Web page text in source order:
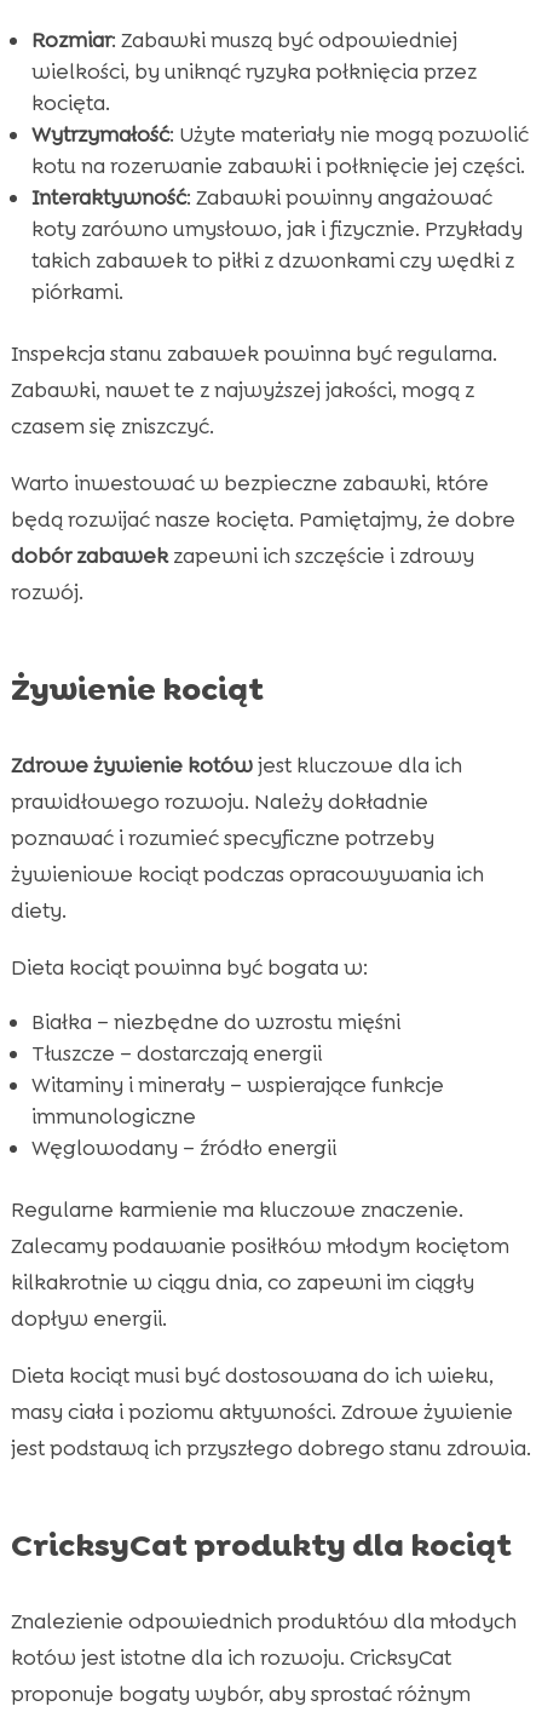
Rozmiar: Zabawki muszą być odpowiedniej
wielkości, by uniknąć ryzyka połknięcia przez
kocięta.
Wytrzymałość: Użyte materiały nie mogą pozwolić
kotu na rozerwanie zabawki i połknięcie jej części.
Interaktywność: Zabawki powinny angażować
koty zarówno umysłowo, jak i fizycznie. Przykłady
takich zabawek to piłki z dzwonkami czy wędki z
piórkami.
Inspekcja stanu zabawek powinna być regularna.
Zabawki, nawet te z najwyższej jakości, mogą z
czasem się zniszczyć.
Warto inwestować w bezpieczne zabawki, które
będą rozwijać nasze kocięta. Pamiętajmy, że dobre
dobór zabawekzapewni ich szczęście i zdrowy
rozwój.
Żywienie kociąt
Zdrowe żywienie kotówjest kluczowe dla ich
prawidłowego rozwoju. Należy dokładnie
poznawać i rozumieć specyficzne potrzeby
żywieniowe kociąt podczas opracowywania ich
diety.
Dieta kociąt powinna być bogata w:
Białka – niezbędne do wzrostu mięśni
Tłuszcze – dostarczają energii
Witaminy i minerały – wspierające funkcje
immunologiczne
Węglowodany – źródło energii
Regularne karmienie ma kluczowe znaczenie.
Zalecamy podawanie posiłków młodym kociętom
kilkakrotnie w ciągu dnia, co zapewni im ciągły
dopływ energii.
Dieta kociąt musi być dostosowana do ich wieku,
masy ciała i poziomu aktywności. Zdrowe żywienie
jest podstawą ich przyszłego dobrego stanu zdrowia.
CricksyCat produkty dla kociąt
Znalezienie odpowiednich produktów dla młodych
kotów jest istotne dla ich rozwoju. CricksyCat
proponuje bogaty wybór, aby sprostać różnym